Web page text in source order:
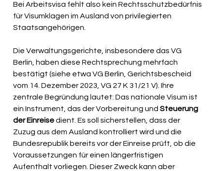
Bei Arbeitsvisa fehlt also kein Rechtsschutzbedürfnis
für Visumklagen im Ausland von privilegierten
Staatsangehörigen.
Die Verwaltungsgerichte, insbesondere das VG
Berlin, haben diese Rechtsprechung mehrfach
bestätigt (siehe etwa VG Berlin, Gerichtsbescheid
vom 14. Dezember 2023, VG 27 K 31/21 V). Ihre
zentrale Begründung lautet: Das nationale Visum ist
ein Instrument, das der Vorbereitung und Steuerung
der Einreise dient. Es soll sicherstellen, dass der
Zuzug aus dem Ausland kontrolliert wird und die
Bundesrepublik bereits vor der Einreise prüft, ob die
Voraussetzungen für einen längerfristigen
Aufenthalt vorliegen. Dieser Zweck kann aber